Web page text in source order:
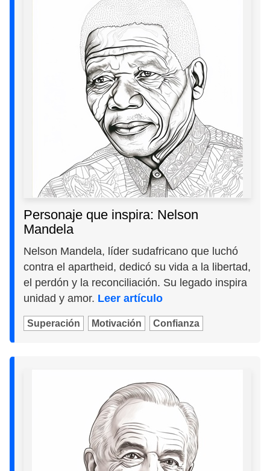
Personaje que inspira: Nelson
Mandela
Nelson Mandela, líder sudafricano que luchó
contra el apartheid, dedicó su vida a la libertad,
el perdón y la reconciliación. Su legado inspira
unidad y amor. Leer artículo
Superación Motivación Confianza